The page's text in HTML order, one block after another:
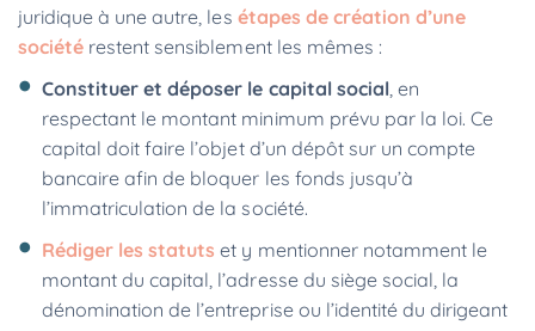
juridique à une autre, les étapes de création d’une
société restent sensiblement les mêmes :
Constituer et déposer le capital social, en
respectant le montant minimum prévu par la loi. Ce
capital doit faire l’objet d’un dépôt sur un compte
bancaire afin de bloquer les fonds jusqu’à
l’immatriculation de la société.
Rédiger les statuts et y mentionner notamment le
montant du capital, l’adresse du siège social, la
dénomination de l’entreprise ou l’identité du dirigeant